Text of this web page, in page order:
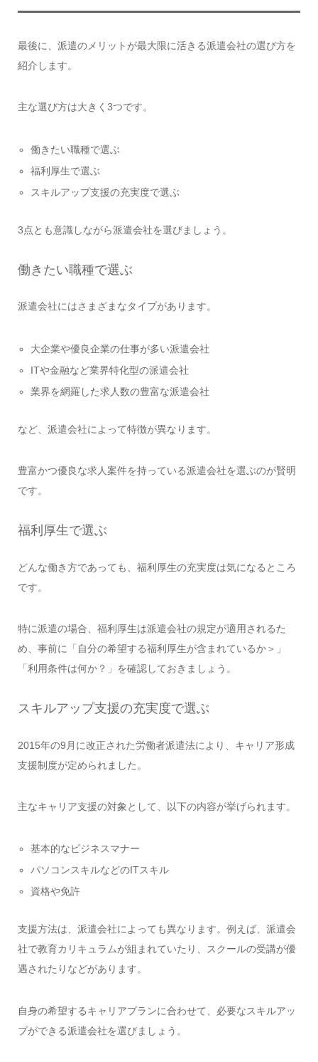
最後に、派遣のメリットが最大限に活きる派遣会社の選び方を
紹介します。
主な選び方は大きく3つです。
働きたい職種で選ぶ
福利厚生で選ぶ
スキルアップ支援の充実度で選ぶ
3点とも意識しながら派遣会社を選びましょう。
働きたい職種で選ぶ
派遣会社にはさまざまなタイプがあります。
大企業や優良企業の仕事が多い派遣会社
ITや金融など業界特化型の派遣会社
業界を網羅した求人数の豊富な派遣会社
など、派遣会社によって特徴が異なります。
豊富かつ優良な求人案件を持っている派遣会社を選ぶのが賢明
です。
福利厚生で選ぶ
どんな働き方であっても、福利厚生の充実度は気になるところ
です。
特に派遣の場合、福利厚生は派遣会社の規定が適用されるた
め、事前に「自分の希望する福利厚生が含まれているか＞」
「利用条件は何か？」を確認しておきましょう。
スキルアップ支援の充実度で選ぶ
2015年の9月に改正された労働者派遣法により、キャリア形成
支援制度が定められました。
主なキャリア支援の対象として、以下の内容が挙げられます。
基本的なビジネスマナー
パソコンスキルなどのITスキル
資格や免許
支援方法は、派遣会社によっても異なります。例えば、派遣会
社で教育カリキュラムが組まれていたり、スクールの受講が優
遇されたりなどがあります。
自身の希望するキャリアプランに合わせて、必要なスキルアッ
プができる派遣会社を選びましょう。